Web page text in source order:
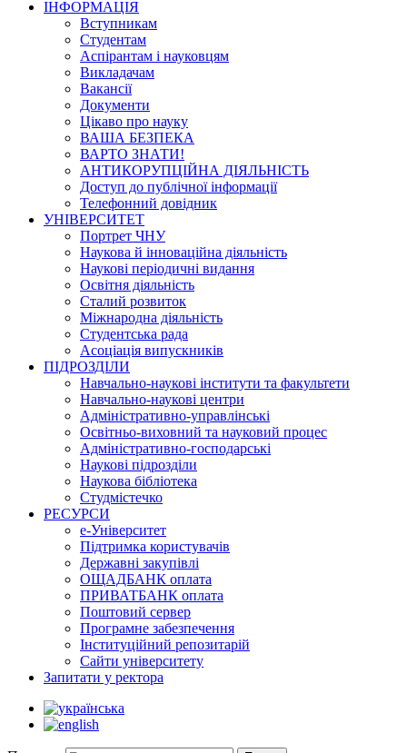
ІНФОРМАЦІЯ
Вступникам
Студентам
Аспірантам і науковцям
Викладачам
Вакансії
Документи
Цікаво про науку
ВАША БЕЗПЕКА
ВАРТО ЗНАТИ!
АНТИКОРУПЦІЙНА ДІЯЛЬНІСТЬ
Доступ до публічної інформації
Телефонний довідник
УНІВЕРСИТЕТ
Портрет ЧНУ
Наукова й інноваційна діяльність
Наукові періодичні видання
Освітня діяльність
Сталий розвиток
Міжнародна діяльність
Студентська рада
Асоціація випускників
ПІДРОЗДІЛИ
Навчально-наукові інститути та факультети
Навчально-наукові центри
Адміністративно-управлінські
Освітньо-виховний та науковий процес
Адміністративно-господарські
Наукові підрозділи
Наукова бібліотека
Студмістечко
РЕСУРСИ
е-Університет
Підтримка користувачів
Державні закупівлі
ОЩАДБАНК оплата
ПРИВАТБАНК оплата
Поштовий сервер
Програмне забезпечення
Інституційний репозитарій
Сайти університету
Запитати у ректора